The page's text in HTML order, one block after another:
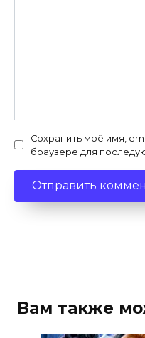
Сохранить моё имя,
браузере для
Вам также